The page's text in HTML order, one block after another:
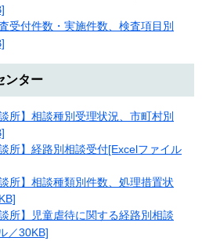
付件数・実施件数、検査項目別
ンター
所】相談種別受理状況、市町村別
所】経路別相談受付[Excelファイル
所】相談種類別件数、処理措置状
】児童虐待に関する経路別相談
／30KB]